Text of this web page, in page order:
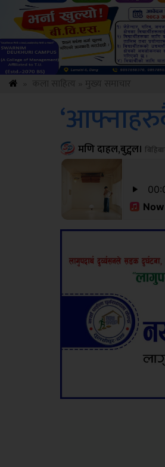
मणि दाहल,बुट्वल।